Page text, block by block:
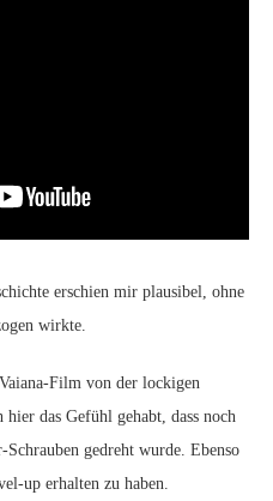
erschien mir plausibel, ohne
wirkte.
Film von der lockigen
das Gefühl gehabt, dass noch
gedreht wurde. Ebenso
up erhalten zu haben.